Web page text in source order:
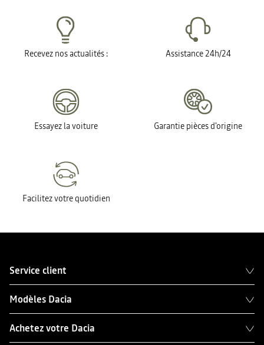
Recevez nos actualités : Assistance 24h/24
Essayez la voiture Garantie pièces d'origine
Facilitez votre quotidien
Service client
Modèles Dacia
Achetez votre Dacia